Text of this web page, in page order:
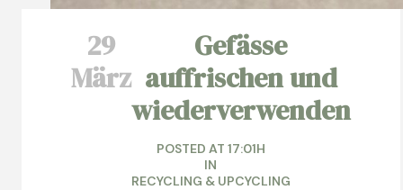
29
März
Gefässe
auffrischen und
wiederverwenden
POSTED AT 17:01H
IN
RECYCLING & UPCYCLING